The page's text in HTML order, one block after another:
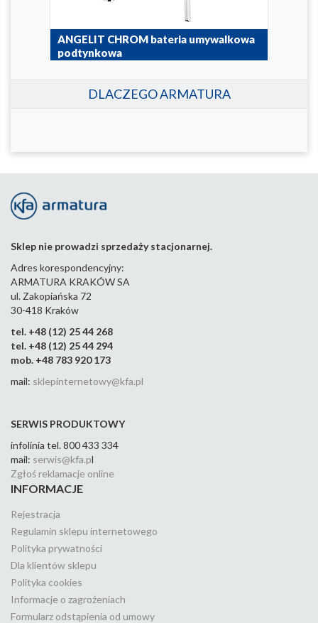
ANGELIT CHROM bateria umywalkowa
podtynkowa
4729-810-00
DLACZEGO ARMATURA
Sklep nie prowadzi sprzedaży stacjonarnej.
Adres korespondencyjny:
ARMATURA KRAKÓW SA
ul. Zakopiańska 72
30-418 Kraków
tel. +48 (12) 25 44 268
tel. +48 (12) 25 44 294
mob. +48 783 920 173
mail: sklepinternetowy@kfa.pl
SERWIS PRODUKTOWY
infolinia tel. 800 433 334
mail: serwis@kfa.pl
Zgłoś reklamacje online
INFORMACJE
Rejestracja
Regulamin sklepu internetowego
Polityka prywatności
Dla klientów sklepu
Polityka cookies
Informacje o zagrożeniach
Formularz odstąpienia od umowy